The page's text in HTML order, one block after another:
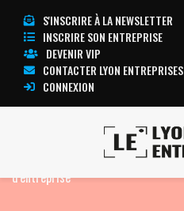
S'INSCRIRE À LA NEWSLETTER
INSCRIRE SON ENTREPRISE
DEVENIR VIP
CONTACTER LYON ENTREPRISES
CONNEXION
Immobilier
d'entreprise